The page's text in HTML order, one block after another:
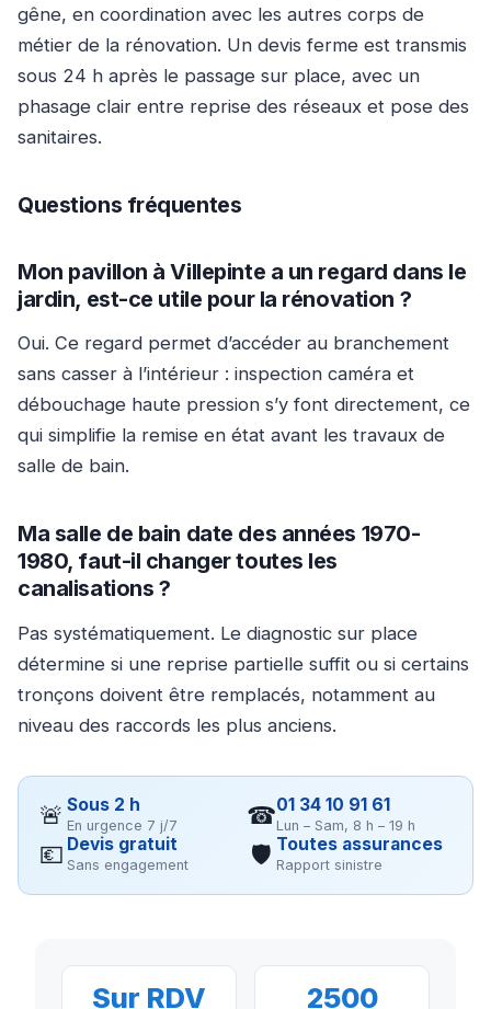
gêne, en coordination avec les autres corps de
métier de la rénovation. Un devis ferme est transmis
sous 24 h après le passage sur place, avec un
phasage clair entre reprise des réseaux et pose des
sanitaires.
Questions fréquentes
Mon pavillon à Villepinte a un regard dans le
jardin, est-ce utile pour la rénovation ?
Oui. Ce regard permet d’accéder au branchement
sans casser à l’intérieur : inspection caméra et
débouchage haute pression s’y font directement, ce
qui simplifie la remise en état avant les travaux de
salle de bain.
Ma salle de bain date des années 1970-
1980, faut-il changer toutes les
canalisations ?
Pas systématiquement. Le diagnostic sur place
détermine si une reprise partielle suffit ou si certains
tronçons doivent être remplacés, notamment au
niveau des raccords les plus anciens.
🚨 Sous 2 h
En urgence 7 j/7 ☎01 34 10 91 61
Lun – Sam, 8 h – 19 h
💶 Devis gratuit
Sans engagement 🛡 Toutes assurances
Rapport sinistre
Sur RDV 2500